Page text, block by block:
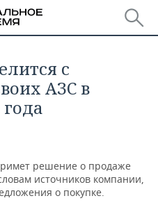
с
АЗС в
решение о продаже
источников компании,
о покупке.